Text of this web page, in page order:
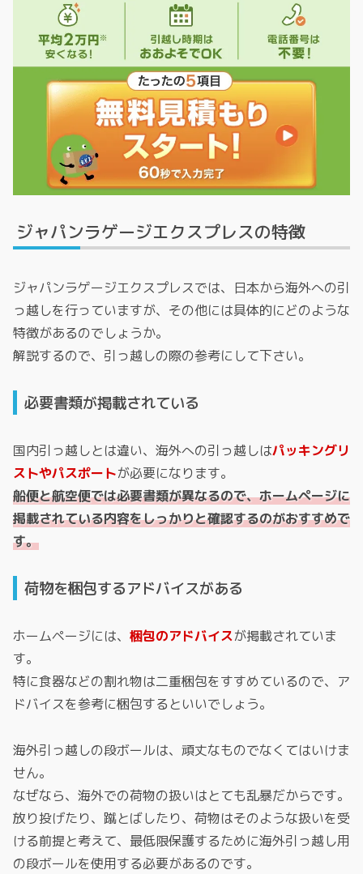
ジャパンラゲージエクスプレスの特徴
ジャパンラゲージエクスプレスでは、日本から海外への引
っ越しを行っていますが、その他には具体的にどのような
特徴があるのでしょうか。
解説するので、引っ越しの際の参考にして下さい。
必要書類が掲載されている
国内引っ越しとは違い、海外への引っ越しはパッキングリ
ストやパスポートが必要になります。
船便と航空便では必要書類が異なるので、ホームページに
掲載されている内容をしっかりと確認するのがおすすめで
す。
荷物を梱包するアドバイスがある
ホームページには、 梱包のアドバイスが掲載されていま
す。
特に食器などの割れ物は二重梱包をすすめているので、ア
ドバイスを参考に梱包するといいでしょう。
海外引っ越しの段ボールは、頑丈なものでなくてはいけま
せん。
なぜなら、海外での荷物の扱いはとても乱暴だからです。
放り投げたり、蹴とばしたり、荷物はそのような扱いを受
ける前提と考えて、最低限保護するために海外引っ越し用
の段ボールを使用する必要があるのです。